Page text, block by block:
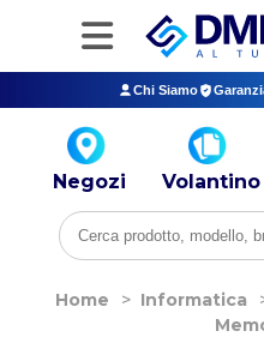
Chi Siamo
Negozi Volantino
Home > Informatica